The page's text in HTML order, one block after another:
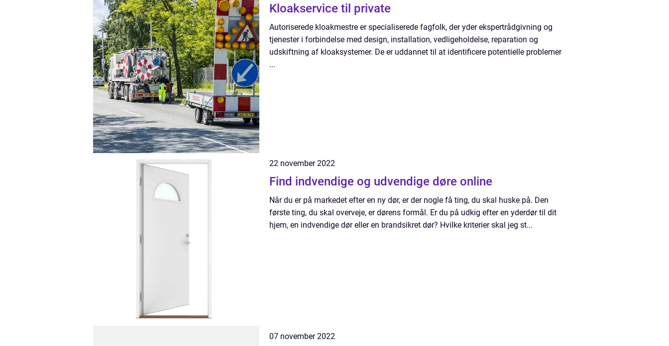
Kloakservice til private
Autoriserede kloakmestre er specialiserede fagfolk, der yder ekspertrådgivning og
tjenester i forbindelse med design, installation, vedligeholdelse, reparation og
udskiftning af kloaksystemer. De er uddannet til at identificere potentielle problemer
...
22 november 2022
Find indvendige og udvendige døre online
Når du er på markedet efter en ny dør, er der nogle få ting, du skal huske på. Den
første ting, du skal overveje, er dørens formål. Er du på udkig efter en yderdør til dit
hjem, en indvendige dør eller en brandsikret dør? Hvilke kriterier skal jeg st...
07 november 2022